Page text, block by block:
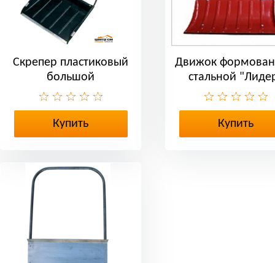
Скрепер пластиковый
большой
Купить
Движок
стальной
средний
Купить